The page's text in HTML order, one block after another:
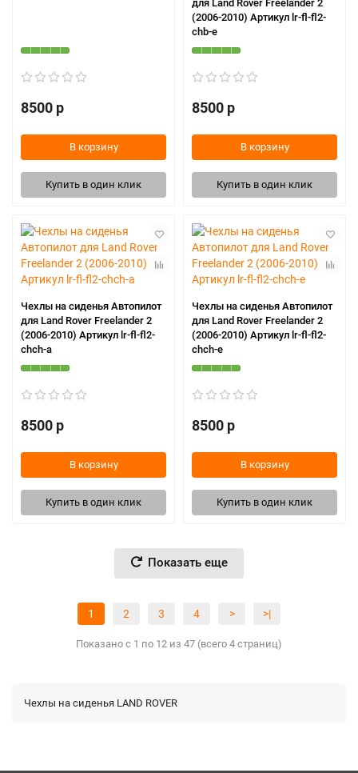
8500 р
В корзину
Купить в один клик
для Land Rover Freelander 2
(2006-2010) Артикул lr-fl-fl2-
chb-e
8500 р
В корзину
Купить в один клик
Чехлы на сиденья Автопилот
для Land Rover Freelander 2
(2006-2010) Артикул lr-fl-fl2-
chch-a
8500 р
В корзину
Купить в один клик
Чехлы на сиденья Автопилот
для Land Rover Freelander 2
(2006-2010) Артикул lr-fl-fl2-
chch-e
8500 р
В корзину
Купить в один клик
Показать еще
1 2 3 4 > >|
Показано с 1 по 12 из 47 (всего 4 страниц)
Чехлы на сиденья LAND ROVER